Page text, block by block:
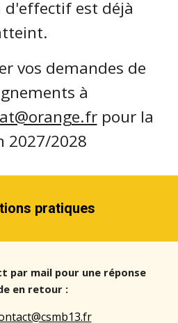
d'effectif est déjà
vos demandes de
à
pour la
2027/2028
pratiques
par mail pour une réponse
en retour :